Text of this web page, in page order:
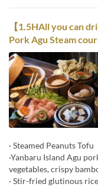
【1.5HAll you can
Pork Agu Steam
· Steamed Peanuts Tofu
·Yanbaru Island Agu
vegetables, crispy
· Stir-fried glutinous rice